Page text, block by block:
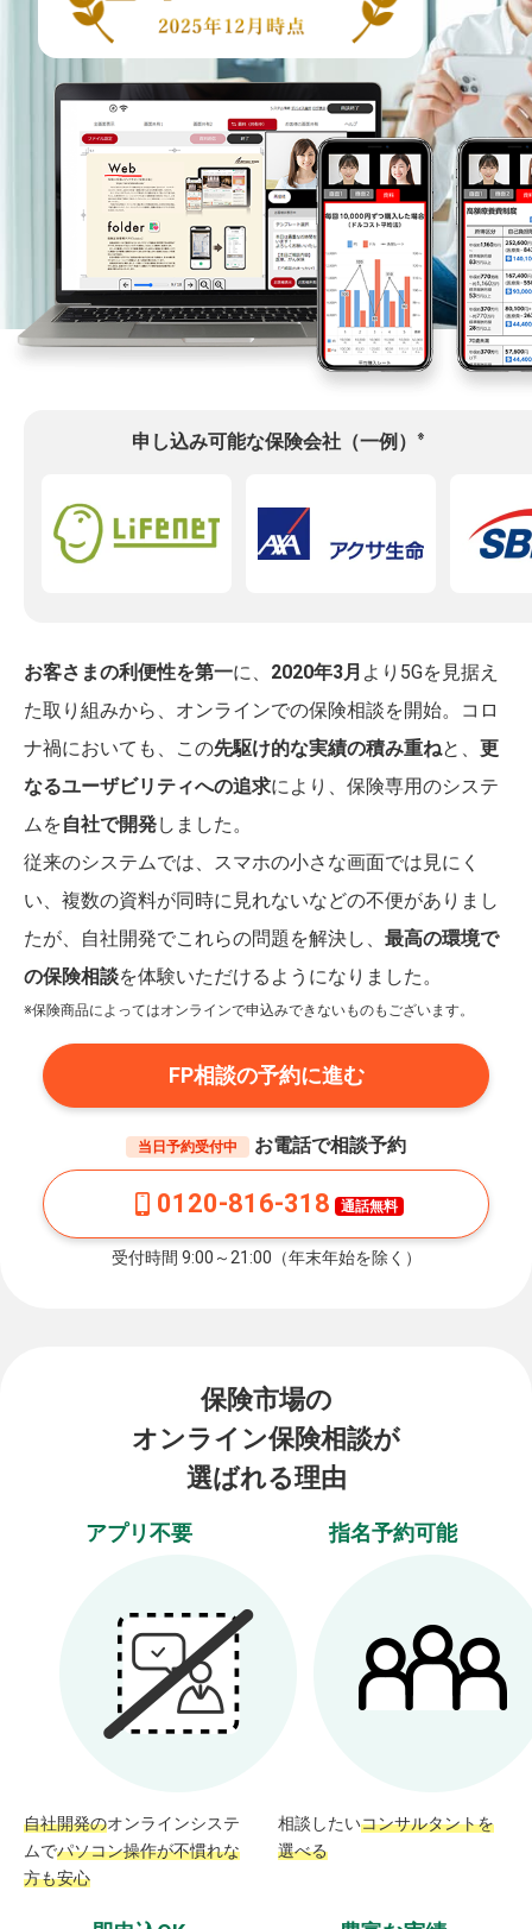
申し込み可能な保険会社（一例） ※
お客さまの利便性を第一に、 2020年3月 より5Gを見据え
た取り組みから、オンラインでの保険相談を開始。コロ
ナ禍においても、この先駆け的な実績の積み重ねと、 更
なるユーザビリティへの追求により、保険専用のシステ
ムを自社で開発しました。
従来のシステムでは、スマホの小さな画面では見にく
い、複数の資料が同時に見れないなどの不便がありまし
たが、自社開発でこれらの問題を解決し、 最高の環境で
の保険相談を体験いただけるようになりました。
※保険商品によってはオンラインで申込みできないものもございます。
FP相談の予約に進む
当日予約受付中 お電話で相談予約
0120-816-318 通話無料
受付時間 9:00～21:00（年末年始を除く）
保険市場の
オンライン保険相談が
選ばれる理由
アプリ不要
自社開発のオンラインシステ
ムでパソコン操作が不慣れな
方も安心
指名予約可能
相談したいコンサルタントを
選べる